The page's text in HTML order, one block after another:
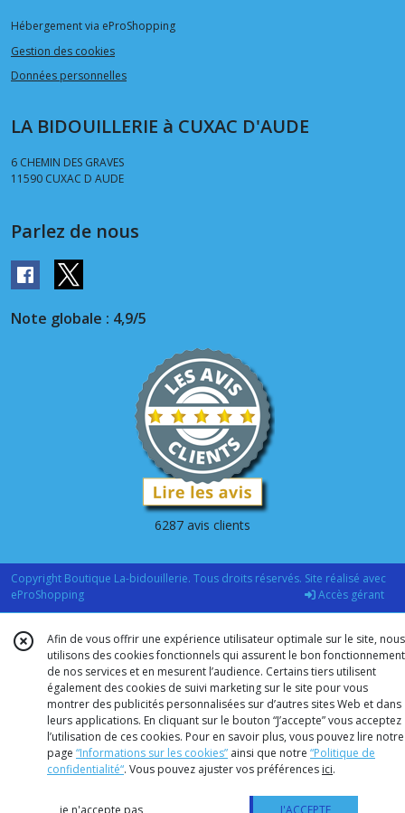
Hébergement via eProShopping
Gestion des cookies
Données personnelles
LA BIDOUILLERIE à CUXAC D'AUDE
6 CHEMIN DES GRAVES
11590 CUXAC D AUDE
Parlez de nous
Note globale : 4,9/5
6287 avis clients
Copyright Boutique La-bidouillerie. Tous droits réservés. Site réalisé avec
eProShopping
Accès gérant
Afin de vous offrir une expérience utilisateur optimale sur le site, nous
utilisons des cookies fonctionnels qui assurent le bon fonctionnement
de nos services et en mesurent l’audience. Certains tiers utilisent
également des cookies de suivi marketing sur le site pour vous
montrer des publicités personnalisées sur d’autres sites Web et dans
leurs applications. En cliquant sur le bouton “J’accepte” vous acceptez
l’utilisation de ces cookies. Pour en savoir plus, vous pouvez lire notre
page “Informations sur les cookies” ainsi que notre “Politique de
confidentialité“. Vous pouvez ajuster vos préférences ici.
je n'accepte pas J'ACCEPTE